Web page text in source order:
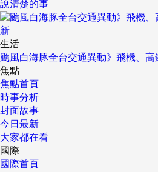
說清楚的事
生活
颱風白海豚全台交通異動》飛機、
焦點
焦點首頁
時事分析
封面故事
今日最新
大家都在看
國際
國際首頁